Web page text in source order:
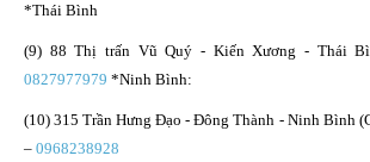
*Thái Bình
(9) 88 Thị trấn Vũ Quý - Kiến Xương - Thái
0827977979 *Ninh Bình:
(10) 315 Trần Hưng Đạo - Đông Thành - Ninh Bình
– 0968238928